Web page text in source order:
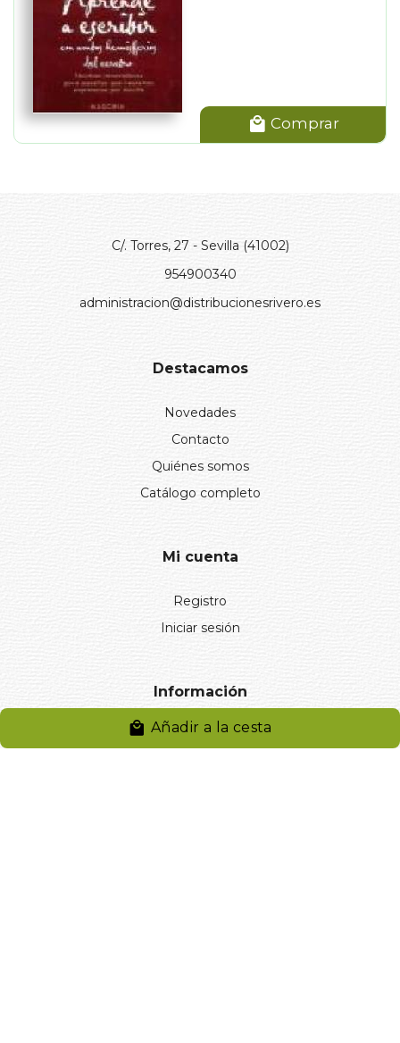
Añadir a la cesta
Comprar
C/. Torres, 27 - Sevilla (41002)
954900340
administracion@distribucionesrivero.es
Destacamos
Novedades
Contacto
Quiénes somos
Catálogo completo
Mi cuenta
Registro
Iniciar sesión
Información
Aviso legal